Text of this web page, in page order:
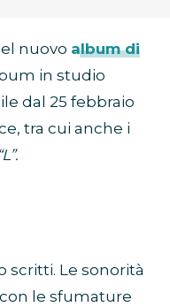
nuovo album di
in studio
dal 25 febbraio
tra cui anche i
“L”.
scritti. Le sonorità
le sfumature